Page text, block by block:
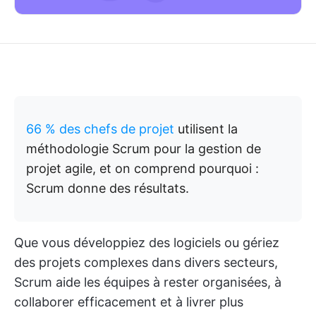
66 % des chefs de projet utilisent la
méthodologie Scrum pour la gestion de
projet agile, et on comprend pourquoi :
Scrum donne des résultats.
Que vous développiez des logiciels ou gériez
des projets complexes dans divers secteurs,
Scrum aide les équipes à rester organisées, à
collaborer efficacement et à livrer plus